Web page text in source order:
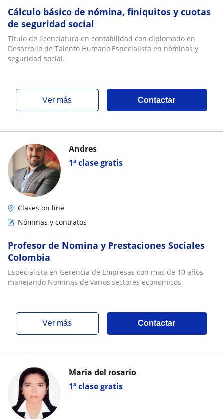
Cálculo básico de nómina, finiquitos y cuotas
de seguridad social
Título de licenciatura en contabilidad con diplomado en
Desarrollo de Talento Humano.Especialista en nóminas y
seguridad social.
ver más Contactar
1ª clase gratis
Andres
Clases on line
Nóminas y contratos
Profesor de Nomina y Prestaciones Sociales
Colombia
Especialista en Gerencia de Empresas con mas de 10 años
manejando Nominas de varios sectores economicos
ver más Contactar
1ª clase gratis
Maria del rosario